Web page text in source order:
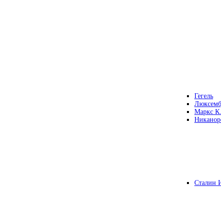
Гегель
Маркс К.
Сталин